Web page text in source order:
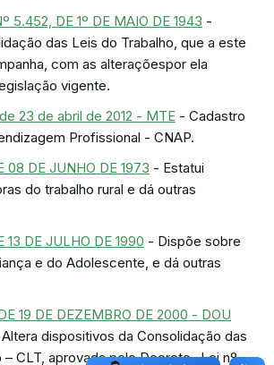
5.452, DE 1º DE MAIO DE 1943 -
das Leis do Trabalho, que a este
com as alteraçõespor ela
vigente.
23 de abril de 2012 - MTE - Cadastro
Profissional - CNAP.
08 DE JUNHO DE 1973 - Estatui
do trabalho rural e dá outras
13 DE JULHO DE 1990 - Dispõe sobre
e do Adolescente, e dá outras
19 DE DEZEMBRO DE 2000 - DOU
dispositivos da Consolidação das
– CLT, aprovada pelo Decreto- Lei nº